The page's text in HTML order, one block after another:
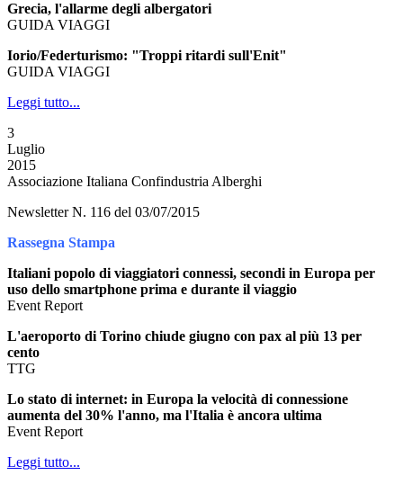
Grecia, l'allarme degli albergatori
GUIDA VIAGGI
Iorio/Federturismo: "Troppi ritardi sull'Enit"
GUIDA VIAGGI
Leggi tutto...
3
Luglio
2015
Associazione Italiana Confindustria Alberghi
Newsletter N. 116 del 03/07/2015
Rassegna Stampa
Italiani popolo di viaggiatori connessi, secondi in Europa per
uso dello smartphone prima e durante il viaggio
Event Report
L'aeroporto di Torino chiude giugno con pax al più 13 per
cento
TTG
Lo stato di internet: in Europa la velocità di connessione
aumenta del 30% l'anno, ma l'Italia è ancora ultima
Event Report
Leggi tutto...